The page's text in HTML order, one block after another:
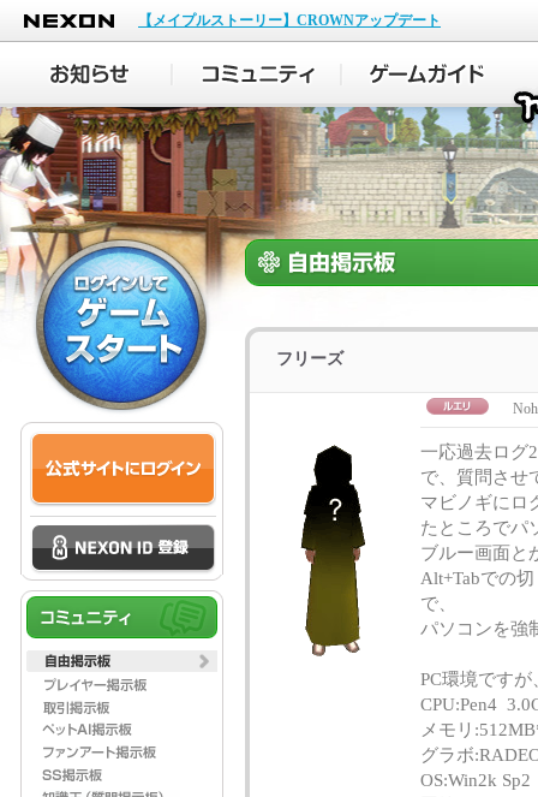
NEXON
【メイプルストーリー】CROWNアップデート
フリーズ
一応過去ログ
で、質問させ
マビノギにロ
たところでパ
ブルー画面と
Alt+Tabでの
で、
パソコンを強
PC環境ですが
CPU:Pen4
メモリ
グラボ
OS:Win2k Sp2